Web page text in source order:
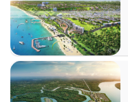
Thái Bình
Bắc Giang
Hòa Bình
Vĩnh Phúc